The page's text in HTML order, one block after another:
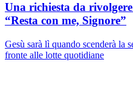
Una richiesta da
“Resta con me, Signore”
Gesù sarà lì quando scenderà la
fronte alle lotte quotidiane